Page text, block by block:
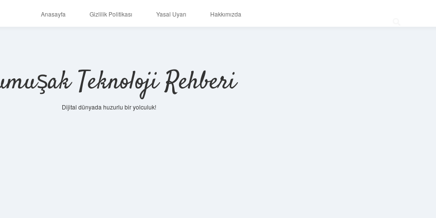
Anasayfa Gizlilik Politikası Yasal Uyarı Hakkımızda
Teknoloji Rehberi
Dijital dünyada huzurlu bir yolculuk!